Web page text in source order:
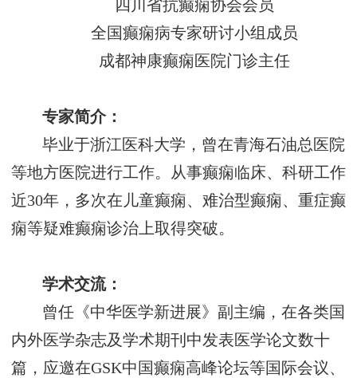
四川省抗癫痫协会会员
全国癫痫病专家研讨小组成员
成都神康癫痫医院门诊主任
专家简介：
毕业于浙江医科大学，曾在青海石油总医院
等地方医院进行工作。从事癫痫临床、科研工作
近30年，多次在儿童癫痫、难治型癫痫、重症癫
痫等疑难癫痫诊治上取得突破。
学术交流：
曾任《中华医学新进展》副主编，在各类国
内外医学杂志及学术期刊中发表医学论文数十
篇，应邀在GSK中国癫痫高峰论坛等国际会议、